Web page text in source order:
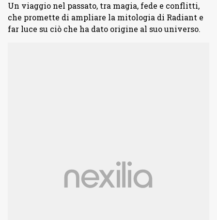
Un viaggio nel passato, tra magia, fede e conflitti,
che promette di ampliare la mitologia di Radiant e
far luce su ciò che ha dato origine al suo universo.